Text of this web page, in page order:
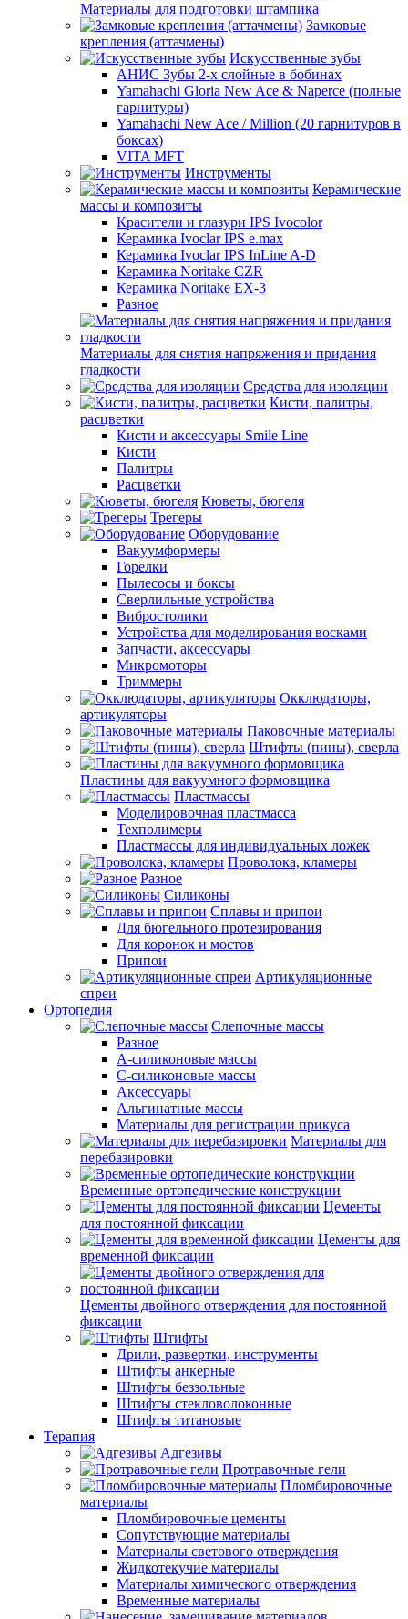
Материалы для подготовки штампика
Замковые
крепления (аттачмены)
Искусственные зубы
АНИС Зубы 2-х слойные в бобинах
Yamahachi Gloria New Ace & Naperce (полные
гарнитуры)
Yamahachi New Ace / Million (20 гарнитуров в
боксах)
VITA MFT
Инструменты
Керамические
массы и композиты
Красители и глазури IPS Ivocolor
Керамика Ivoclar IPS e.max
Керамика Ivoclar IPS InLine A-D
Керамика Noritake CZR
Керамика Noritake EX-3
Разное
Материалы для снятия напряжения и придания
гладкости
Средства для изоляции
Кисти, палитры,
расцветки
Кисти и аксессуары Smile Line
Кисти
Палитры
Расцветки
Кюветы, бюгеля
Трегеры
Оборудование
Вакуумформеры
Горелки
Пылесосы и боксы
Сверлильные устройства
Вибростолики
Устройства для моделирования восками
Запчасти, аксессуары
Микромоторы
Триммеры
Окклюдаторы,
артикуляторы
Паковочные материалы
Штифты (пины), сверла
Пластины для вакуумного формовщика
Пластмассы
Моделировочная пластмасса
Техполимеры
Пластмассы для индивидуальных ложек
Проволока, кламеры
Разное
Силиконы
Сплавы и припои
Для бюгельного протезирования
Для коронок и мостов
Припои
Артикуляционные
спреи
Ортопедия
Слепочные массы
Разное
А-силиконовые массы
С-силиконовые массы
Аксессуары
Альгинатные массы
Материалы для регистрации прикуса
Материалы для
перебазировки
Временные ортопедические конструкции
Цементы
для постоянной фиксации
Цементы для
временной фиксации
Цементы двойного отверждения для постоянной
фиксации
Штифты
Дрили, развертки, инструменты
Штифты анкерные
Штифты беззольные
Штифты стекловолоконные
Штифты титановые
Терапия
Адгезивы
Протравочные гели
Пломбировочные
материалы
Пломбировочные цементы
Сопутствующие материалы
Материалы светового отверждения
Жидкотекучие материалы
Материалы химического отверждения
Временные материалы